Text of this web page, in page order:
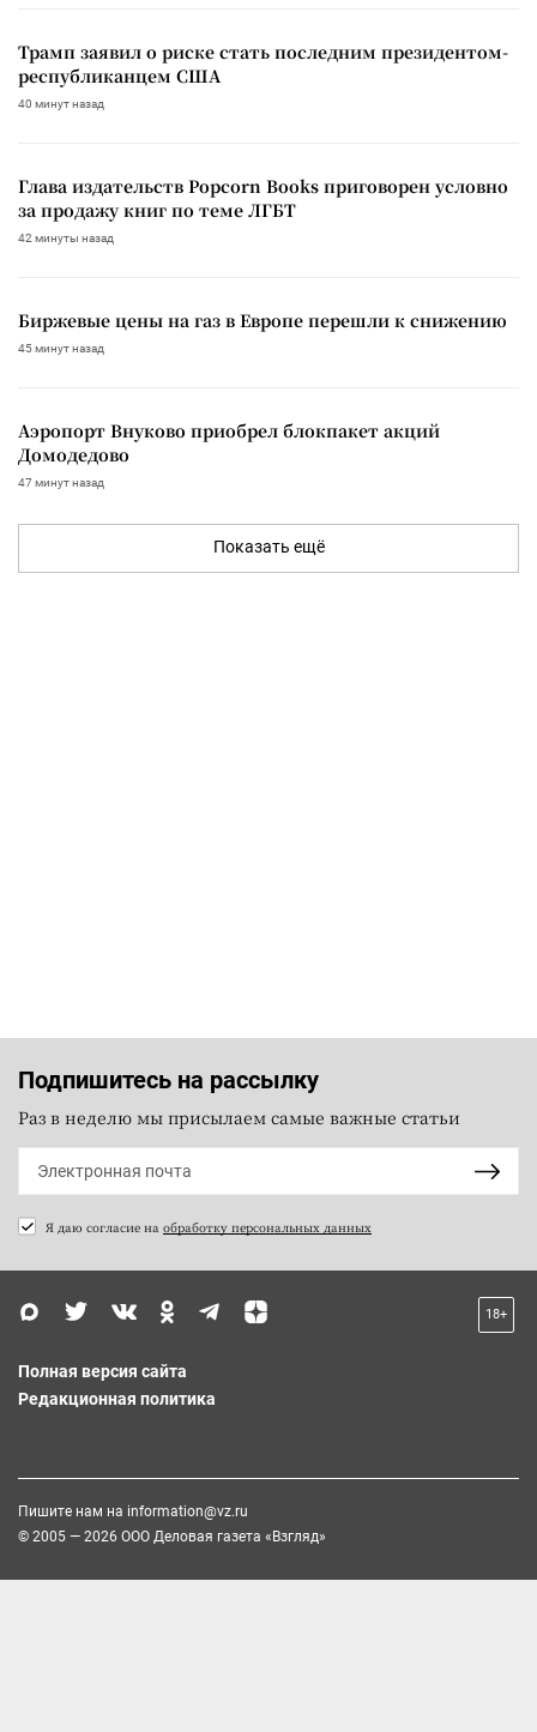
Трамп заявил о риске стать последним президентом-
республиканцем США
40 минут назад
Глава издательств Popcorn Books приговорен условно
за продажу книг по теме ЛГБТ
42 минуты назад
Биржевые цены на газ в Европе перешли к снижению
45 минут назад
Аэропорт Внуково приобрел блокпакет акций
Домодедово
47 минут назад
Показать ещё
Подпишитесь на рассылку
Раз в неделю мы присылаем самые важные статьи
Я даю согласие на обработку персональных данных
18+
Полная версия сайта
Редакционная политика
Пишите нам на information@vz.ru
© 2005 — 2026 ООО Деловая газета «Взгляд»